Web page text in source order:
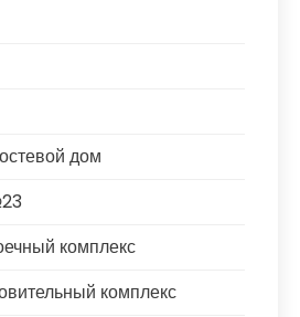
дом
комплекс
комплекс